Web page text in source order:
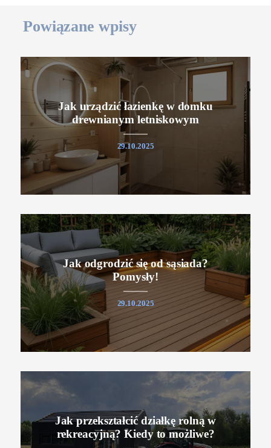
Powiązane wpisy
Jak urządzić łazienkę w domku
drewnianym letniskowym
29.10.2025
Jak odgrodzić się od sąsiada?
Pomysły!
29.10.2025
Jak przekształcić działkę rolną w
rekreacyjną? Kiedy to możliwe?